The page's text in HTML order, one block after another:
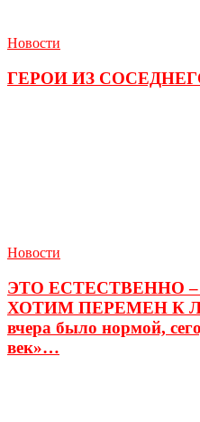
Новости
ГЕРОИ ИЗ
Новости
ЭТО ЕСТЕСТВЕННО
ХОТИМ ПЕРЕМЕН К
вчера было нормой,
век»…